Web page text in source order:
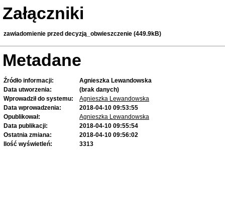
Załączniki
zawiadomienie przed decyzją_obwieszczenie (449.9kB)
Metadane
Źródło informacji:
Agnieszka Lewandowska
Data utworzenia:
(brak danych)
Wprowadził do systemu:
Agnieszka Lewandowska
Data wprowadzenia:
2018-04-10 09:53:55
Opublikował:
Agnieszka Lewandowska
Data publikacji:
2018-04-10 09:55:54
Ostatnia zmiana:
2018-04-10 09:56:02
Ilość wyświetleń:
3313